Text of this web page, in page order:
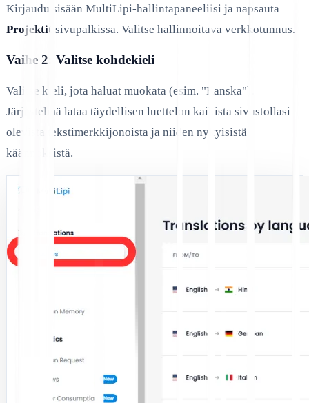
Kirjaudu sisään MultiLipi-hallintapaneeliisi ja napsauta
Projektit sivupalkissa. Valitse hallinnoitava verkkotunnus.
Vaihe 2: Valitse kohdekieli
Valitse kieli, jota haluat muokata (esim. "Ranska").
Järjestelmä lataa täydellisen luettelon kaikista sivustollasi
olevista tekstimerkkijonoista ja niiden nykyisistä
käännöksistä.